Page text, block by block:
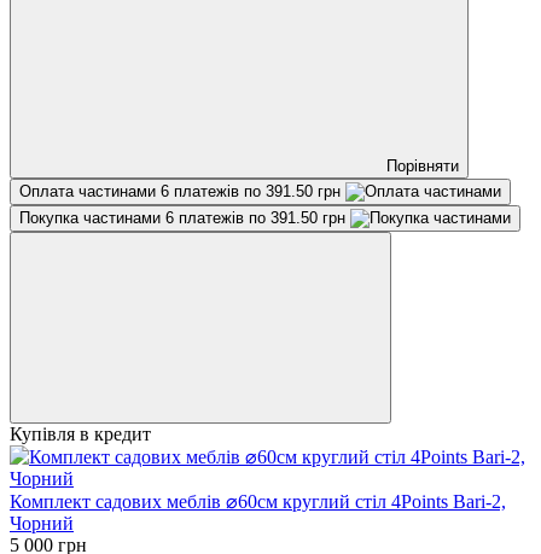
Порівняти
Оплата частинами 6 платежів по 391.50 грн
Покупка частинами 6 платежів по 391.50 грн
Купівля в кредит
Комплект садових меблів ⌀60см круглий стіл 4Points Bari-2,
Чорний
5 000 грн